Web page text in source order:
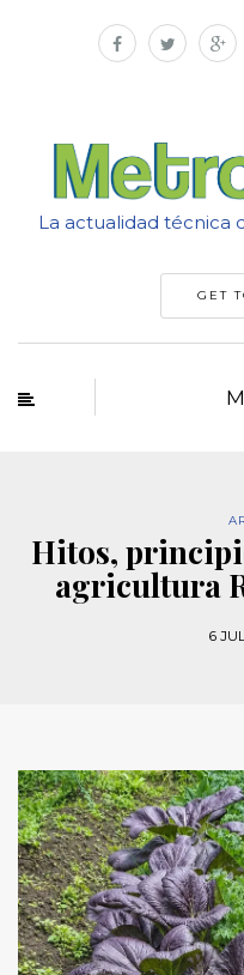
La actualidad técnica
GET
Hitos,
agricultura
6